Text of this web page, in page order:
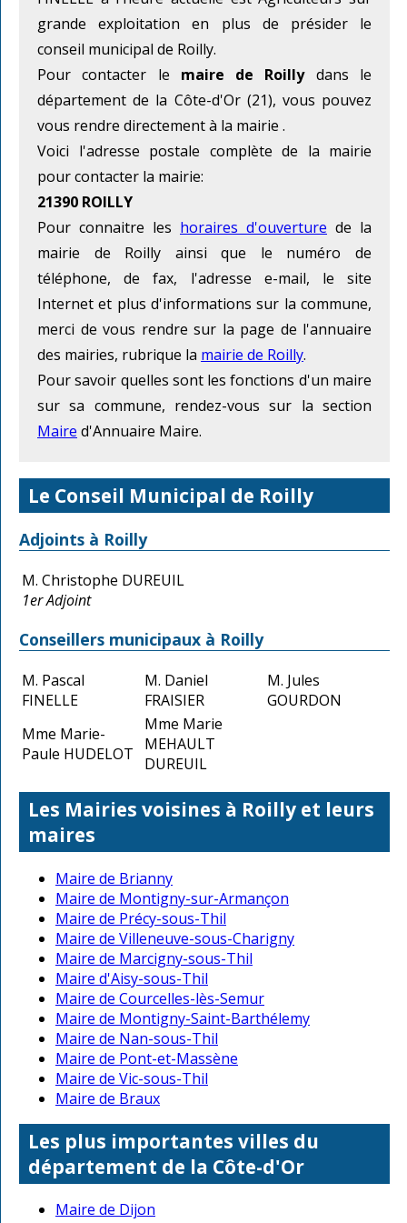
grande exploitation en plus de présider le
conseil municipal de Roilly.
Pour contacter le maire de Roillydans le
département de la Côte-d'Or (21), vous pouvez
vous rendre directement à la mairie .
Voici l'adresse postale complète de la mairie
pour contacter la mairie:
21390 ROILLY
Pour connaitre les horaires d'ouverture de la
mairie de Roilly ainsi que le numéro de
téléphone, de fax, l'adresse e-mail, le site
Internet et plus d'informations sur la commune,
merci de vous rendre sur la page de l'annuaire
des mairies, rubrique la mairie de Roilly.
Pour savoir quelles sont les fonctions d'un maire
sur sa commune, rendez-vous sur la section
Maire d'Annuaire Maire.
Le Conseil Municipal de Roilly
Adjoints à Roilly
M. Christophe DUREUIL
1er Adjoint
Conseillers municipaux à Roilly
M. Pascal
FINELLE
M. Daniel
FRAISIER
M. Jules
GOURDON
Mme Marie-
Paule HUDELOT
Mme Marie
MEHAULT
DUREUIL
Les Mairies voisines à Roilly et leurs
maires
Maire de Brianny
Maire de Montigny-sur-Armançon
Maire de Précy-sous-Thil
Maire de Villeneuve-sous-Charigny
Maire de Marcigny-sous-Thil
Maire d'Aisy-sous-Thil
Maire de Courcelles-lès-Semur
Maire de Montigny-Saint-Barthélemy
Maire de Nan-sous-Thil
Maire de Pont-et-Massène
Maire de Vic-sous-Thil
Maire de Braux
Les plus importantes villes du
département de la Côte-d'Or
Maire de Dijon